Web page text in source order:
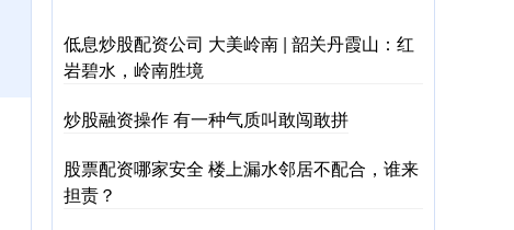
低息炒股配资公司 大美岭南 | 韶关丹霞山：红
岩碧水，岭南胜境
炒股融资操作 有一种气质叫敢闯敢拼
股票配资哪家安全 楼上漏水邻居不配合，谁来
担责？